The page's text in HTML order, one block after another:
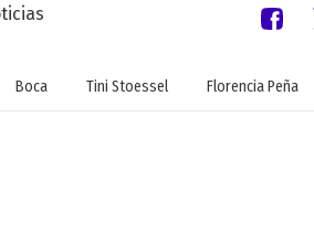
Boca Tini Stoessel Florencia Peña